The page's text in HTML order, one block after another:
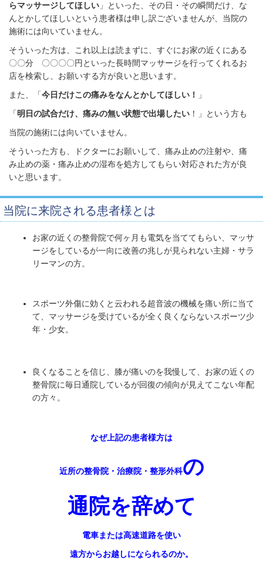
らマッサージしてほしい 」といった、その日・その瞬間だけ、な
んとかしてほしいという患者様は申し訳ございませんが、当院の
施術には向いていません。
そういった方は、これ以上は読まずに、すぐにお家の近くにある
〇〇分 〇〇〇〇円といった長時間マッサージを行ってくれるお
店を検索し、お願いする方が良いと思います。
また、「今日だけこの痛みをなんとかしてほしい！
」
「明日の試合だけ、痛みの無い状態で出場したい ！」という方も
当院の施術には向いていません。
そういった方も、ドクターにお願いして、痛み止めの注射や、痛
み止めの薬・痛み止めの湿布を処方してもらい対応された方が良
いと思います。
当院に来院される患者様とは
お家の近くの整骨院で何ヶ月も電気を当ててもらい、マッサ
ージをしているが一向に改善の兆しが見られない主婦・サラ
リーマンの方。
スポーツ外傷に効くと云われる超音波の機械を痛い所に当て
て、マッサージを受けているが全く良くならないスポーツ少
年・少女。
良くなることを信じ、膝が痛いのを我慢して、お家の近くの
整骨院に毎日通院しているが回復の傾向が見えてこない年配
の方々。
なぜ上記の患者様方は
近所の整骨院・治療院・整形外科の
通院を辞めて
電車または高速道路を使い
遠方からお越しになられるのか。